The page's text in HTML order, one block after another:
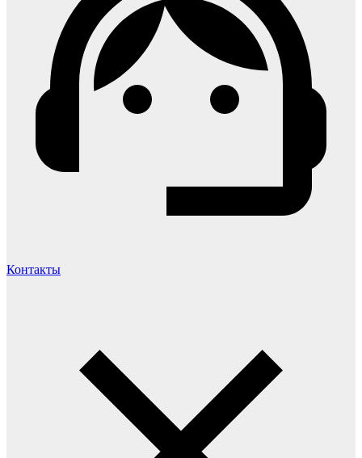
Контакты